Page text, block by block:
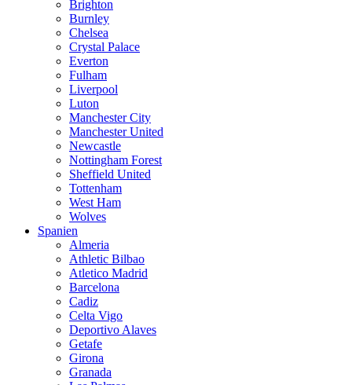
Brighton
Burnley
Chelsea
Crystal Palace
Everton
Fulham
Liverpool
Luton
Manchester City
Manchester United
Newcastle
Nottingham Forest
Sheffield United
Tottenham
West Ham
Wolves
Spanien
Almeria
Athletic Bilbao
Atletico Madrid
Barcelona
Cadiz
Celta Vigo
Deportivo Alaves
Getafe
Girona
Granada